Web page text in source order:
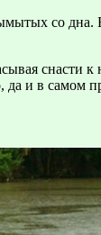
со
снасти
и в самом